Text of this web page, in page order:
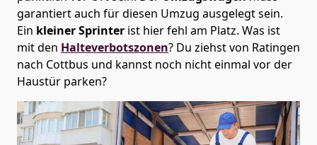
garantiert auch für diesen Umzug ausgelegt sein.
Ein kleiner Sprinter ist hier fehl am Platz. Was ist
mit den Halteverbotszonen? Du ziehst von Ratingen
nach Cottbus und kannst noch nicht einmal vor der
Haustür parken?